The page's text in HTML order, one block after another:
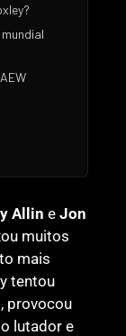
Allin eJon
muitos
mais
tentou
provocou
lutador e